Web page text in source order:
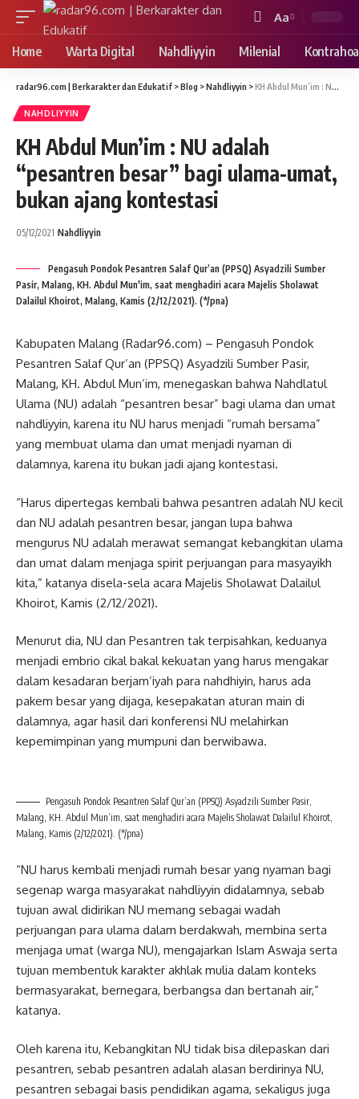
Font
Resizer
Aa
Home Warta Digital Nahdliyyin Milenial
radar96.com | Berkarakter dan Edukatif >Blog >Nahdliyyin >KH Abdul Mun’im : NU adalah “pesantren besar” bagi ulama-umat, bukan ajang kontestasi
NAHDLIYYIN
KH Abdul Mun’im : NU adalah
“pesantren besar” bagi ulama-umat,
bukan ajang kontestasi
05/12/2021 Nahdliyyin
Pengasuh Pondok Pesantren Salaf Qur’an (PPSQ) Asyadzili Sumber
Pasir, Malang, KH. Abdul Mun'im, saat menghadiri acara Majelis Sholawat
Dalailul Khoirot, Malang, Kamis (2/12/2021). (*/pna)
Kabupaten Malang (Radar96.com) – Pengasuh Pondok
Pesantren Salaf Qur’an (PPSQ) Asyadzili Sumber Pasir,
Malang, KH. Abdul Mun’im, menegaskan bahwa Nahdlatul
Ulama (NU) adalah “pesantren besar” bagi ulama dan umat
nahdliyyin, karena itu NU harus menjadi “rumah bersama”
yang membuat ulama dan umat menjadi nyaman di
dalamnya, karena itu bukan jadi ajang kontestasi.
“Harus dipertegas kembali bahwa pesantren adalah NU kecil
dan NU adalah pesantren besar, jangan lupa bahwa
mengurus NU adalah merawat semangat kebangkitan ulama
dan umat dalam menjaga spirit perjuangan para masyayikh
kita,” katanya disela-sela acara Majelis Sholawat Dalailul
Khoirot, Kamis (2/12/2021).
Menurut dia, NU dan Pesantren tak terpisahkan, keduanya
menjadi embrio cikal bakal kekuatan yang harus mengakar
dalam kesadaran berjam’iyah para nahdhiyin, harus ada
pakem besar yang dijaga, kesepakatan aturan main di
dalamnya, agar hasil dari konferensi NU melahirkan
kepemimpinan yang mumpuni dan berwibawa.
Pengasuh Pondok Pesantren Salaf Qur’an (PPSQ) Asyadzili Sumber Pasir,
Malang, KH. Abdul Mun’im, saat menghadiri acara Majelis Sholawat Dalailul Khoirot,
Malang, Kamis (2/12/2021). (*/pna)
“NU harus kembali menjadi rumah besar yang nyaman bagi
segenap warga masyarakat nahdliyyin didalamnya, sebab
tujuan awal didirikan NU memang sebagai wadah
perjuangan para ulama dalam berdakwah, membina serta
menjaga umat (warga NU), mengajarkan Islam Aswaja serta
tujuan membentuk karakter akhlak mulia dalam konteks
bermasyarakat, bernegara, berbangsa dan bertanah air,”
katanya.
Oleh karena itu, Kebangkitan NU tidak bisa dilepaskan dari
pesantren, sebab pesantren adalah alasan berdirinya NU,
pesantren sebagai basis pendidikan agama, sekaligus juga